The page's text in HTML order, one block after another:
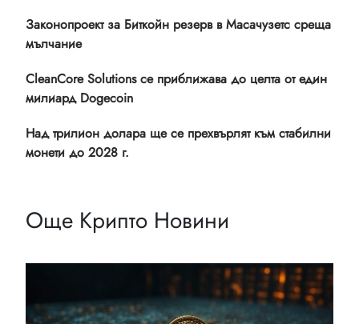
Законопроект за Биткойн резерв в Масачузетс среща
мълчание
CleanCore Solutions се приближава до целта от един
милиард Dogecoin
Над трилион долара ще се прехвърлят към стабилни
монети до 2028 г.
Още Крипто Новини